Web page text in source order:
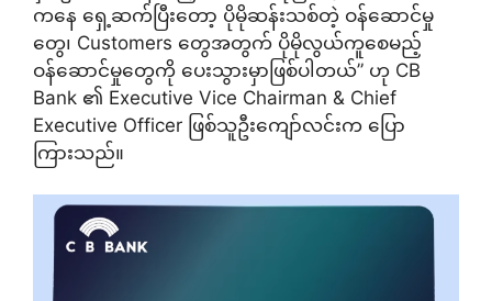
ကနေ ရှေ့ဆက်ပြီးတော့ ပိုမိုဆန်းသစ်တဲ့ ဝန်ဆောင်မှု
တွေ၊ Customers တွေအတွက် ပိုမိုလွယ်ကူစေမည့်
ဝန်ဆောင်မှုတွေကို ပေးသွားမှာဖြစ်ပါတယ်” ဟု CB
Bank ၏ Executive Vice Chairman & Chief
Executive Officer ဖြစ်သူဦးကျော်လင်းက ပြော
ကြားသည်။